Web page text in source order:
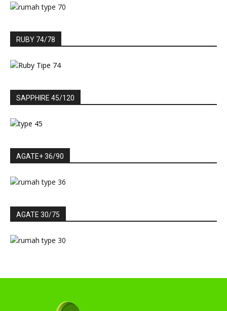
RUBY 74/78
SAPPHIRE 45/120
AGATE+ 36/90
AGATE 30/75